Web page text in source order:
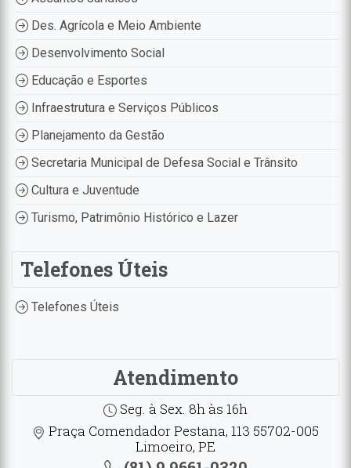
Des. Agrícola e Meio Ambiente
Desenvolvimento Social
Educação e Esportes
Infraestrutura e Serviços Públicos
Planejamento da Gestão
Secretaria Municipal de Defesa Social e Trânsito
Cultura e Juventude
Turismo, Patrimônio Histórico e Lazer
Telefones Úteis
Telefones Úteis
Atendimento
Seg. à Sex. 8h às 16h
Praça Comendador Pestana, 113 55702-005
Limoeiro, PE